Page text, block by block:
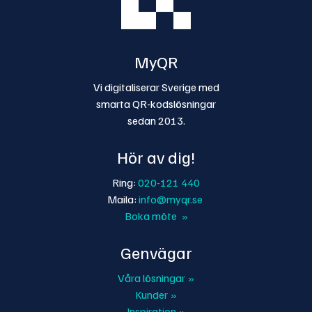
MyQR
Vi digitaliserar Sverige med
smarta QR-kodslösningar
sedan 2013.
Hör av dig!
Ring: 020-121 440
Maila: info@myqr.se
Boka möte »
Genvägar
Våra lösningar »
Kunder »